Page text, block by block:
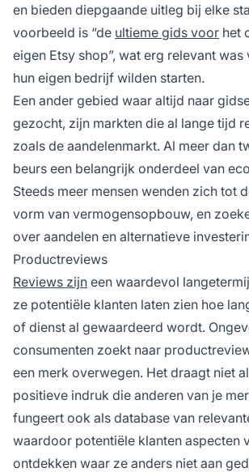
en bieden diepgaande uitleg bij elke
voorbeeld is “de ultieme gids voor het
eigen Etsy shop”, wat erg relevant
hun eigen bedrijf wilden starten.
Een ander gebied waar altijd naar
gezocht, zijn markten die al lange tijd
zoals de aandelenmarkt. Al meer dan
beurs een belangrijk onderdeel van
Steeds meer mensen wenden zich tot
vorm van vermogensopbouw, en
over aandelen en alternatieve
Productreviews
Reviews zijn een waardevol
ze potentiële klanten laten zien hoe
of dienst al gewaardeerd wordt.
consumenten zoekt naar
een merk overwegen. Het draagt niet
positieve indruk die anderen van je
fungeert ook als database van
waardoor potentiële klanten aspecten
ontdekken waar ze anders niet aan